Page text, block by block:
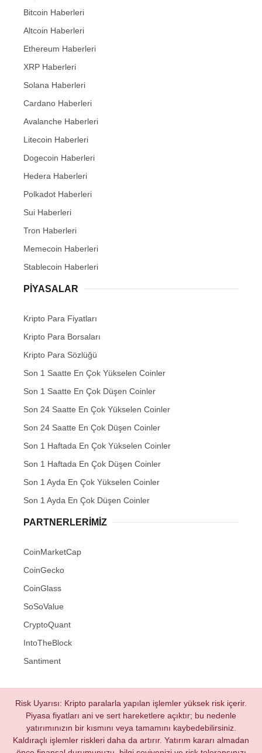
Bitcoin Haberleri
Altcoin Haberleri
Ethereum Haberleri
XRP Haberleri
Solana Haberleri
Cardano Haberleri
Avalanche Haberleri
Litecoin Haberleri
Dogecoin Haberleri
Hedera Haberleri
Polkadot Haberleri
Sui Haberleri
Tron Haberleri
Memecoin Haberleri
Stablecoin Haberleri
PIYASALAR
Kripto Para Fiyatları
Kripto Para Borsaları
Kripto Para Sözlüğü
Son 1 Saatte En Çok Yükselen Coinler
Son 1 Saatte En Çok Düşen Coinler
Son 24 Saatte En Çok Yükselen Coinler
Son 24 Saatte En Çok Düşen Coinler
Son 1 Haftada En Çok Yükselen Coinler
Son 1 Haftada En Çok Düşen Coinler
Son 1 Ayda En Çok Yükselen Coinler
Son 1 Ayda En Çok Düşen Coinler
PARTNERLERIMIZ
CoinMarketCap
CoinGecko
CoinGlass
SoSoValue
CryptoQuant
IntoTheBlock
Santiment
Risk Uyarısı: Kripto paralarla yapılan işlemler yüksek risk içerir.
Piyasa fiyatları ani ve sert hareketlere açıktır; bu nedenle
yatırımınızın bir kısmını veya tamamını kaybedebilirsiniz.
Kaldıraçlı işlemler riskleri daha da artırır. Yatırım kararı almadan